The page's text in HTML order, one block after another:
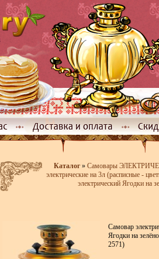
Каталог» Самовары
электрические на 3л (расписные -
электрический Ягодки на
Самовар
Ягодки на
2571)